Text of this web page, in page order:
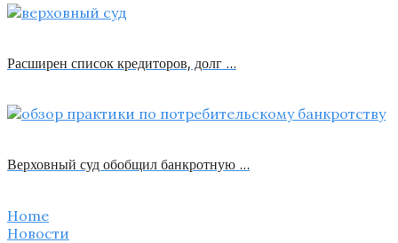
Расширен список кредиторов, долг …
Верховный суд обобщил банкротную …
Home
Новости